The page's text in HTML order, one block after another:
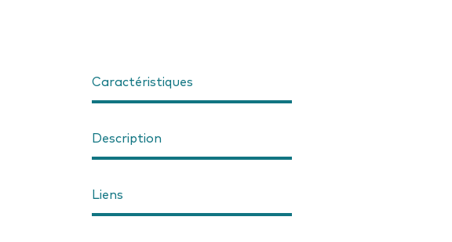
Caractéristiques
Description
Liens